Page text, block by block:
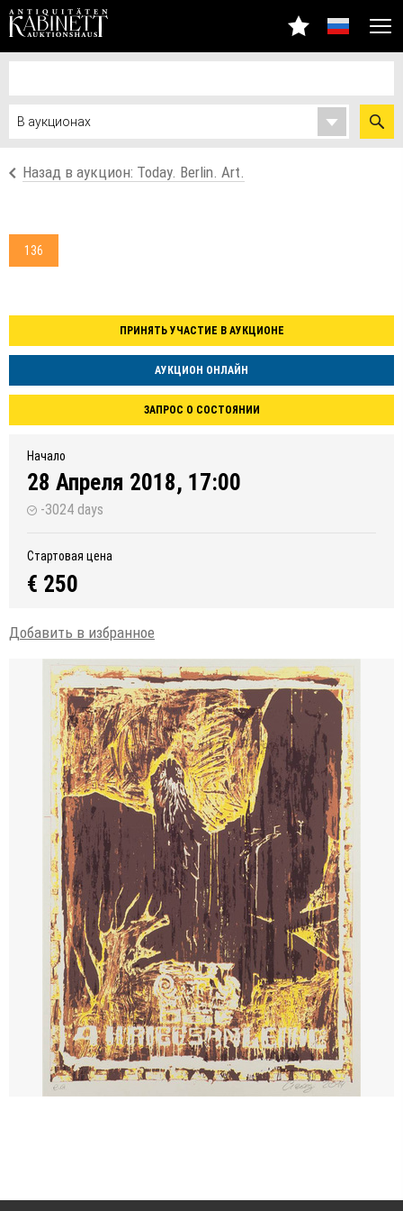
Назад в аукцион: Today. Berlin. Art.
136
ПРИНЯТЬ УЧАСТИЕ В АУКЦИОНЕ
АУКЦИОН ОНЛАЙН
ЗАПРОС О СОСТОЯНИИ
Начало
28 Апреля 2018, 17:00
-3024 days
Стартовая цена
€ 250
Добавить в избранное